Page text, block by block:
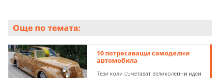
Още по темата:
10 потресаващи самоделни
автомобила
Тези коли съчетават великолепни идеи